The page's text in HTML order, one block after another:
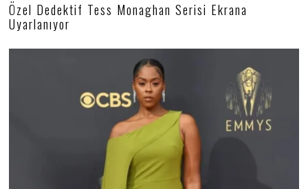
.
0
4
Özel Dedektif Tess Monaghan Serisi Ekrana
Uyarlanıyor